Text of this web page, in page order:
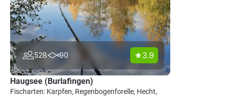
528 90 3.9
Haugsee (Burlafingen)
Fischarten: Karpfen, Regenbogenforelle, Hecht,